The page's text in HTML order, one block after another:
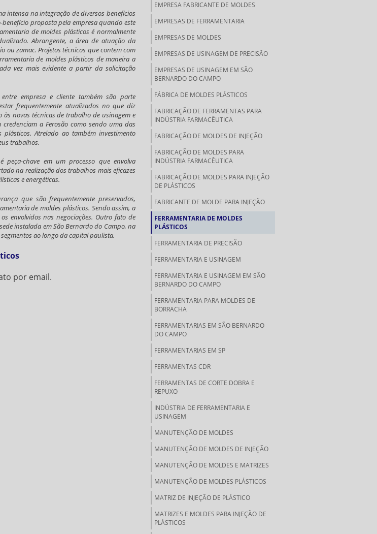
intensa na integração de diversos benefícios
proposta pela empresa quando este
de moldes plásticos é normalmente
Abrangente, a área de atuação da
ou zamac. Projetos técnicos que contem com
de moldes plásticos de maneira a
vez mais evidente a partir da solicitação
empresa e cliente também são parte
frequentemente atualizados no que diz
novas técnicas de trabalho de usinagem e
a Ferosão como sendo uma das
plásticos. Atrelado ao também investimento
trabalhos.
chave em um processo que envolva
na realização dos trabalhos mais eficazes
e energéticas.
que são frequentemente preservados,
de moldes plásticos. Sendo assim, a
envolvidos nas negociações. Outro fato de
instalada em São Bernardo do Campo, na
ao longo da capital paulista.
por email.
EMPRESA FABRICANTE DE MOLDES
EMPRESAS DE FERRAMENTARIA
EMPRESAS DE MOLDES
EMPRESAS DE USINAGEM DE PRECISÃO
EMPRESAS DE USINAGEM EM SÃO
BERNARDO DO CAMPO
FÁBRICA DE MOLDES PLÁSTICOS
FABRICAÇÃO DE FERRAMENTAS PARA
INDÚSTRIA FARMACÊUTICA
FABRICAÇÃO DE MOLDES DE INJEÇÃO
FABRICAÇÃO DE MOLDES PARA
INDÚSTRIA FARMACÊUTICA
FABRICAÇÃO DE MOLDES PARA INJEÇÃO
DE PLÁSTICOS
FABRICANTE DE MOLDE PARA INJEÇÃO
FERRAMENTARIA DE MOLDES
PLÁSTICOS
FERRAMENTARIA DE PRECISÃO
FERRAMENTARIA E USINAGEM
FERRAMENTARIA E USINAGEM EM SÃO
BERNARDO DO CAMPO
FERRAMENTARIA PARA MOLDES DE
BORRACHA
FERRAMENTARIAS EM SÃO BERNARDO
DO CAMPO
FERRAMENTARIAS EM SP
FERRAMENTAS CDR
FERRAMENTAS DE CORTE DOBRA E
REPUXO
INDÚSTRIA DE FERRAMENTARIA E
USINAGEM
MANUTENÇÃO DE MOLDES
MANUTENÇÃO DE MOLDES DE INJEÇÃO
MANUTENÇÃO DE MOLDES E MATRIZES
MANUTENÇÃO DE MOLDES PLÁSTICOS
MATRIZ DE INJEÇÃO DE PLÁSTICO
MATRIZES E MOLDES PARA INJEÇÃO DE
PLÁSTICOS